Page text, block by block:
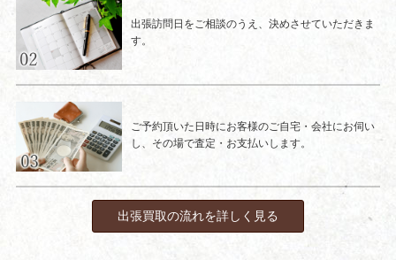
出張訪問日をご相談のうえ、決めさせていただきま
す。
ご予約頂いた日時にお客様のご自宅・会社にお伺い
し、その場で査定・お支払いします。
出張買取の流れを詳しく見る